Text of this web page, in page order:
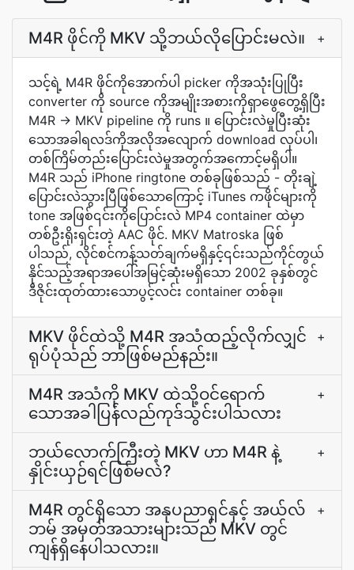
M4R ဖိုင်ကို MKV သို့ဘယ်လိုပြောင်းမလဲ။ +
သင့်ရဲ့ M4R ဖိုင်ကိုအောက်ပါ picker ကိုအသုံးပြုပြီး
converter ကို source ကိုအမျိုးအစားကိုရှာဖွေတွေ့ရှိပြီး
M4R -> MKV pipeline ကို runs ။ ပြောင်းလဲမှုပြီးဆုံး
သောအခါရလဒ်ကိုအလိုအလျောက် download လုပ်ပါ၊
တစ်ကြိမ်တည်းပြောင်းလဲမှုအတွက်အကောင့်မရှိပါ။
M4R သည် iPhone ringtone တစ်ခုဖြစ်သည် - တိုးချဲ့
ပြောင်းလဲသွားပြီဖြစ်သောကြောင့် iTunes ကဖိုင်များကို
tone အဖြစ်၎င်းကိုပြောင်းလဲ MP4 container ထဲမှာ
တစ်ဦးရိုးရှင်းတဲ့ AAC ဖိုင်. MKV Matroska ဖြစ်
ပါသည်, လိုင်စင်ကန့်သတ်ချက်မရှိနှင့်၎င်းသည်ကိုင်တွယ်
နိုင်သည့်အရာအပေါ်အမြင့်ဆုံးမရှိသော 2002 ခုနှစ်တွင်
ဒီဇိုင်းထုတ်ထားသောပွင့်လင်း container တစ်ခု။
MKV ဖိုင်ထဲသို့ M4R အသံထည့်လိုက်လျှင်
ရုပ်ပုံသည် ဘာဖြစ်မည်နည်း။
+
M4R အသံကို MKV ထဲသို့ဝင်ရောက်
သောအခါပြန်လည်ကုဒ်သွင်းပါသလား
+
ဘယ်လောက်ကြီးတဲ့ MKV ဟာ M4R နဲ့
နှိုင်းယှဉ်ရင်ဖြစ်မလဲ?
+
M4R တွင်ရှိသော အနုပညာရှင်နှင့် အယ်လ်
ဘမ် အမှတ်အသားများသည် MKV တွင်
ကျန်ရှိနေပါသလား။
+